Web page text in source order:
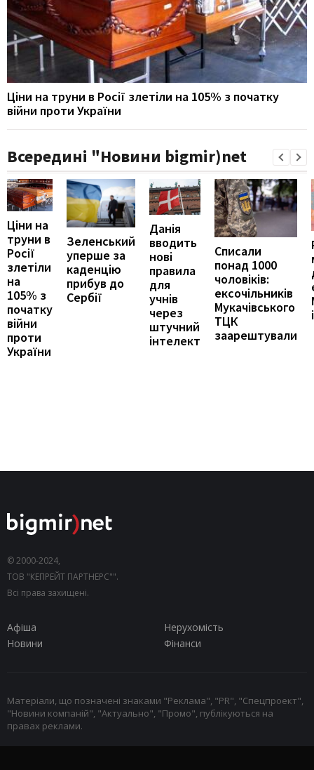
Ціни на труни в Росії злетіли на 105% з початку
війни проти України
Всередині "Новини bigmir)net
Ціни на
труни в
Росії
злетіли
на
105% з
початку
війни
проти
України
Зеленський
уперше за
каденцію
прибув до
Сербії
Данія
вводить
нові
правила
для
учнів
через
штучний
інтелект
Списали
понад 1000
чоловіків:
ексочільників
Мукачівського
ТЦК
заарештували
© 2000-2024,
ТОВ "КЕПРЕЙТ ПАРТНЕРС"".
Всі права захищені.
Афіша
Нерухомість
Новини
Фінанси
Матеріали, що позначені знаками "Реклама", "PR", "Спецпроект",
"Новини компаній", "Актуально", "Промо", публікуються на
правах реклами.